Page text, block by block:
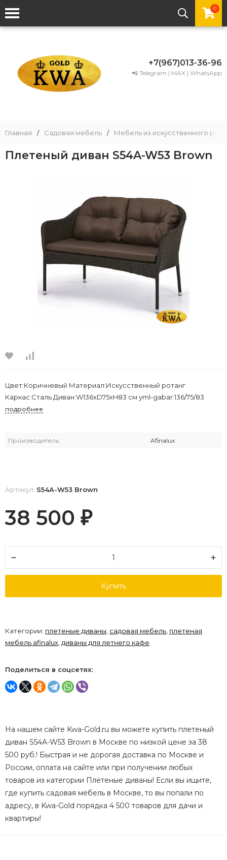
0
+7(967)013-36-96
📲 Telegram | MAX | WhatsApp
Главная / Садовая мебель / Мебель из искусственного
Плетеный диван S54A-W53 Brown
Цвет:Коричневый Материал:Искусственный ротанг
Каркас:Сталь Диван:W136xD75xH83 см yml-gabar:136/75/83
подробнее
Производитель: Afinalux
Артикул: S54A-W53 Brown
38 500 ₽
Купить
Категории: плетеные диваны садовая мебель плетеная
мебель afinalux диваны для летнего кафе
Поделиться в соцсетях:
На нашем сайте Kwa-Gold.ru вы можете купить плетеный
диван S54A-W53 Brown в Москве по низкой цене за 38
500 руб.! Быстрая и не дорогая доставка по Москве и
России, оплата на сайте или при получении любых
товаров из категории Плетеные диваны! Если вы ищите,
где купить садовая мебель в Москве, то вы попали по
адресу, в Kwa-Gold порядка 4 500 товаров для дачи и
квартиры!